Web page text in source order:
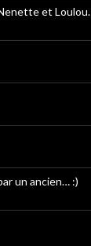
et Loulou.
un ancien… :)